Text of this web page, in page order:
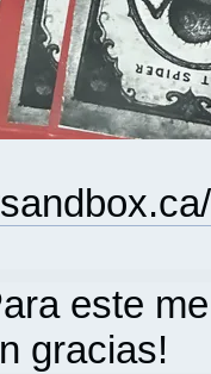
este
gracias!